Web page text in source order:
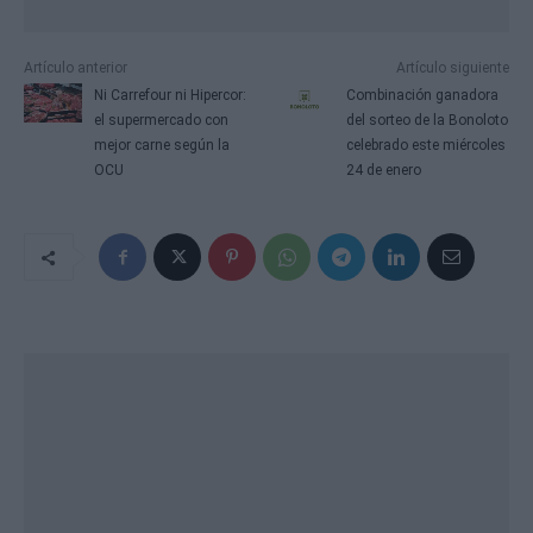
Artículo anterior
Ni Carrefour ni Hipercor:
el supermercado con
mejor carne según la
OCU
Artículo siguiente
Combinación ganadora
del sorteo de la Bonoloto
celebrado este miércoles
24 de enero